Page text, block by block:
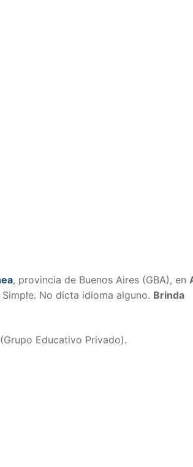
, provincia de Buenos Aires (GBA), en
No dicta idioma alguno. Brinda
Educativo Privado).